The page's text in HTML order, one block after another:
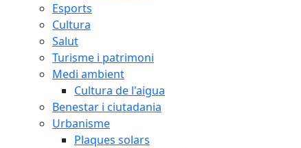
Esports
Cultura
Salut
Turisme i patrimoni
Medi ambient
Cultura de l'aigua
Benestar i ciutadania
Urbanisme
Plaques solars